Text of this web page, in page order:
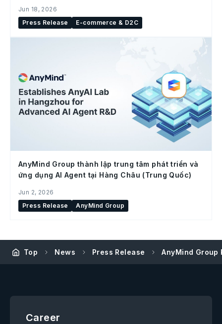
Jun 18, 2026
Press Release
E-commerce & D2C
AnyMind Group thành lập trung tâm phát triển và
ứng dụng AI Agent tại Hàng Châu (Trung Quốc)
Jun 2, 2026
Press Release
AnyMind Group
Top News Press Release AnyMind Group
Career